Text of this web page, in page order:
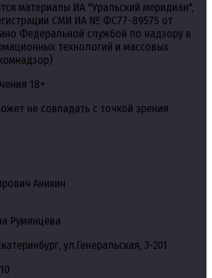
материалы ИА "Уральский меридиан",
СМИ ИА № ФС77-89575 от
Федеральной службой по надзору в
технологий и массовых
18+
не совпадать с точкой зрения
Аникин
Румянцева
ул.Генеральская, 3-201